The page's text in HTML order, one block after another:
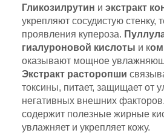
Гликозилрутин и экстракт
укрепляют сосудистую
проявления купероза.
гиалуроновой кислоты и к
оказывают мощное
Экстракт расторопши
токсины, питает, защищает от
негативных внешних факторов.
содержит полезные жирные
увлажняет и укрепляет кожу.